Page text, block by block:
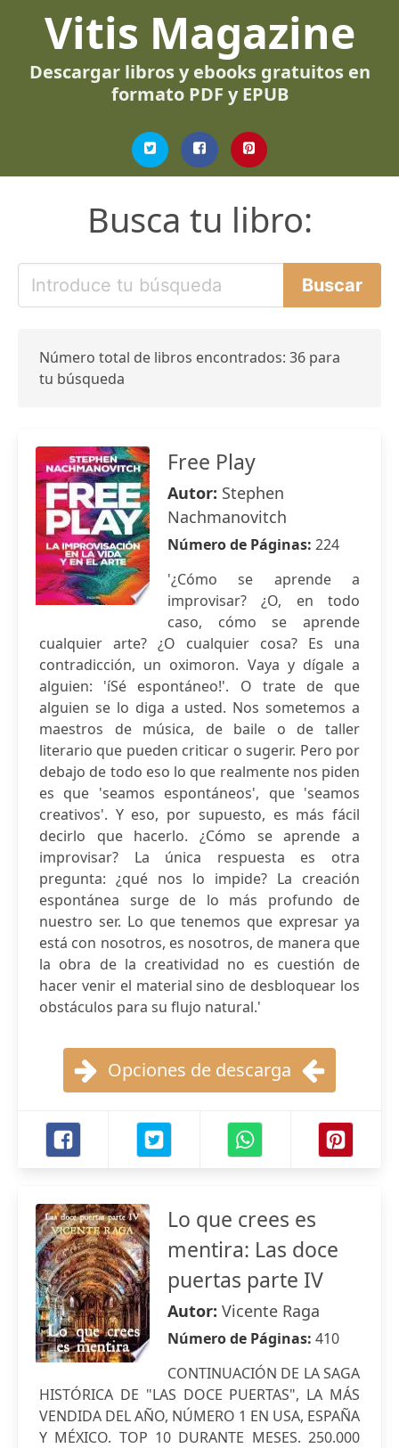
Vitis Magazine
Descargar libros y ebooks gratuitos en
formato PDF y EPUB
Busca tu libro:
Número total de libros encontrados: 36 para
tu búsqueda
Free Play
Autor: Stephen
Nachmanovitch
Número de Páginas: 224
'¿Cómo se aprende a
improvisar? ¿O, en todo
caso, cómo se aprende
cualquier arte? ¿O cualquier cosa? Es una
contradicción, un oximoron. Vaya y dígale a
alguien: 'íSé espontáneo!'. O trate de que
alguien se lo diga a usted. Nos sometemos a
maestros de música, de baile o de taller
literario que pueden criticar o sugerir. Pero por
debajo de todo eso lo que realmente nos piden
es que 'seamos espontáneos', que 'seamos
creativos'. Y eso, por supuesto, es más fácil
decirlo que hacerlo. ¿Cómo se aprende a
improvisar? La única respuesta es otra
pregunta: ¿qué nos lo impide? La creación
espontánea surge de lo más profundo de
nuestro ser. Lo que tenemos que expresar ya
está con nosotros, es nosotros, de manera que
la obra de la creatividad no es cuestión de
hacer venir el material sino de desbloquear los
obstáculos para su flujo natural.'
Opciones de descarga
Lo que crees es
mentira: Las doce
puertas parte IV
Autor: Vicente Raga
Número de Páginas: 410
CONTINUACIÓN DE LA SAGA
HISTÓRICA DE "LAS DOCE PUERTAS", LA MÁS
VENDIDA DEL AÑO, NÚMERO 1 EN USA, ESPAÑA
Y MÉXICO. TOP 10 DURANTE MESES. 250.000